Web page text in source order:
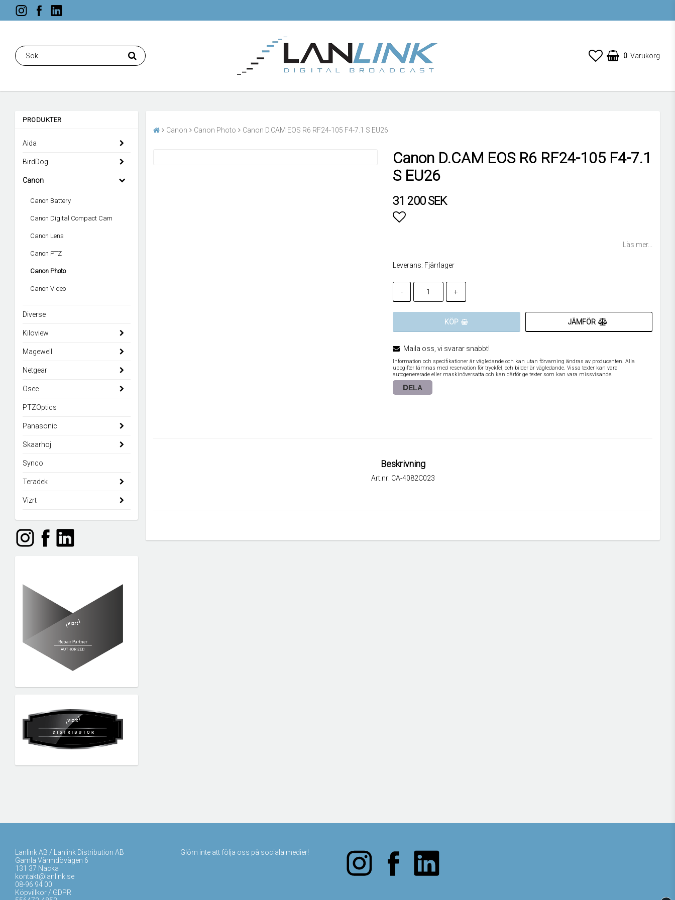
0 Varukorg
PRODUKTER
Aida
BirdDog
Canon
Canon Battery
Canon Digital Compact Cam
Canon Lens
Canon PTZ
Canon Photo
Canon Video
Diverse
Kiloview
Magewell
Netgear
Osee
PTZOptics
Panasonic
Skaarhoj
Synco
Teradek
Vizrt
Canon Canon Photo Canon D.CAM EOS R6 RF24-105 F4-7.1 S EU26
Canon D.CAM EOS R6 RF24-105 F4-7.1
S EU26
31 200 SEK
Läs mer...
Leverans: Fjärrlager
- +
KÖP JÄMFÖR
Maila oss, vi svarar snabbt!
Information och specifikationer är vägledande och kan utan förvarning ändras av producenten. Alla
uppgifter lämnas med reservation för tryckfel, och bilder är vägledande. Vissa texter kan vara
autogenererade eller maskinöversatta och kan därför ge texter som kan vara missvisande.
DELA
Beskrivning
Art.nr: CA-4082C023
Lanlink AB / Lanlink Distribution AB
Gamla Värmdövägen 6
131 37 Nacka
kontakt@lanlink.se
08-96 94 00
Köpvillkor / GDPR
Glöm inte att följa oss på sociala medier!